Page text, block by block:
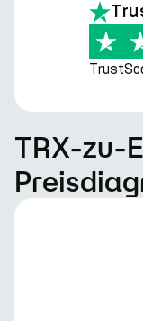
TRX-zu-